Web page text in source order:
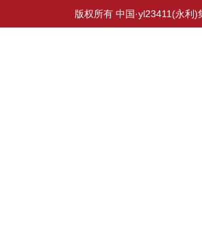
版权所有 中国·yl23411(永